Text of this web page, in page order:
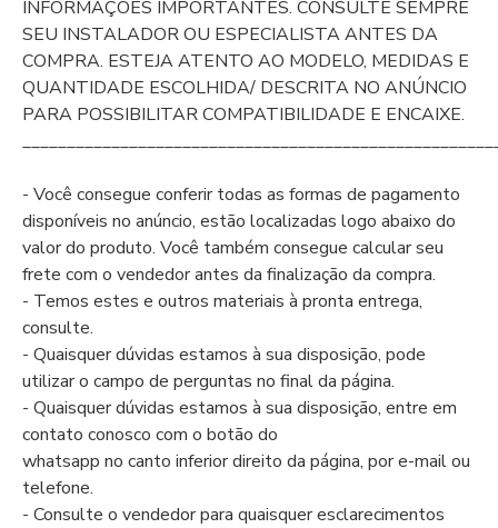
INFORMAÇÕES IMPORTANTES. CONSULTE SEMPRE
SEU INSTALADOR OU ESPECIALISTA ANTES DA
COMPRA. ESTEJA ATENTO AO MODELO, MEDIDAS E
QUANTIDADE ESCOLHIDA/ DESCRITA NO ANÚNCIO
PARA POSSIBILITAR COMPATIBILIDADE E ENCAIXE.
- Você consegue conferir todas as formas de pagamento
disponíveis no anúncio, estão localizadas logo abaixo do
valor do produto. Você também consegue calcular seu
frete com o vendedor antes da finalização da compra.
- Temos estes e outros materiais à pronta entrega,
consulte.
- Quaisquer dúvidas estamos à sua disposição, pode
utilizar o campo de perguntas no final da página.
- Quaisquer dúvidas estamos à sua disposição, entre em
contato conosco com o botão do
whatsapp no canto inferior direito da página, por e-mail ou
telefone.
- Consulte o vendedor para quaisquer esclarecimentos